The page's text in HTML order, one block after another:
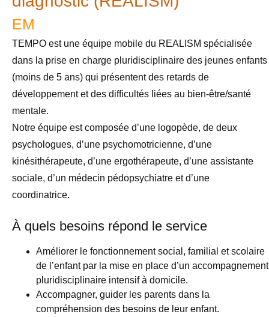
EM
TEMPO est une équipe mobile du REALISM spécialisée
dans la prise en charge pluridisciplinaire des jeunes enfants
(moins de 5 ans) qui présentent des retards de
développement et des difficultés liées au bien-être/santé
mentale.
Notre équipe est composée d’une logopède, de deux
psychologues, d’une psychomotricienne, d’une
kinésithérapeute, d’une ergothérapeute, d’une assistante
sociale, d’un médecin pédopsychiatre et d’une
coordinatrice.
À quels besoins répond le service
Améliorer le fonctionnement social, familial et scolaire
de l’enfant par la mise en place d’un accompagnement
pluridisciplinaire intensif à domicile.
Accompagner, guider les parents dans la
compréhension des besoins de leur enfant.